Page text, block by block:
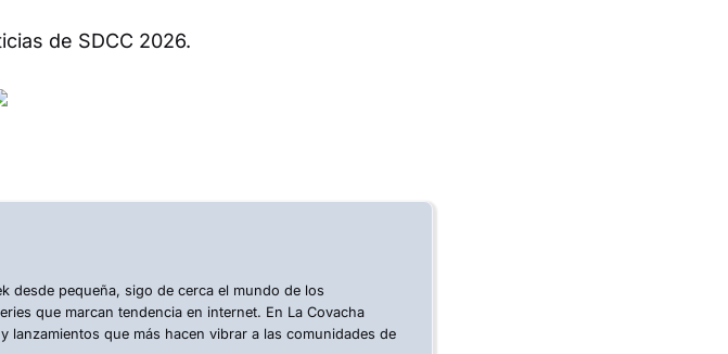
de SDCC 2026.
desde pequeña, sigo de cerca el mundo de los
que marcan tendencia en internet. En La Covacha
lanzamientos que más hacen vibrar a las comunidades de